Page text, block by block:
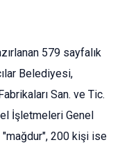
579 sayfalık
Belediyesi,
San. ve Tic.
İşletmeleri Genel
"mağdur", 200 kişi ise